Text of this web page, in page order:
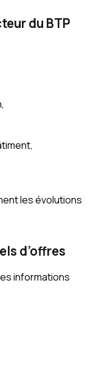
du BTP
les évolutions
d’offres
informations